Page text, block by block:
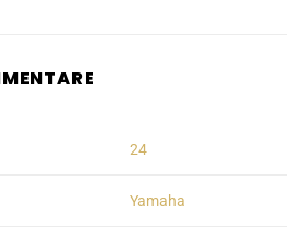
24
Yamaha